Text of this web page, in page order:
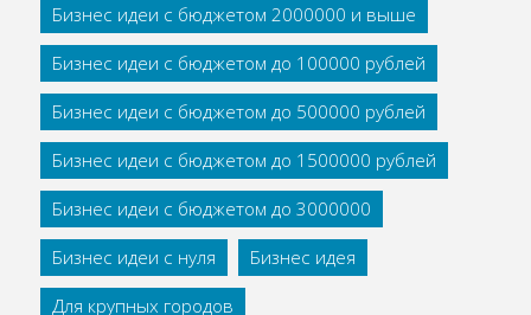
Бизнес идеи с бюджетом 2000000 и выше
Бизнес идеи с бюджетом до 100000 рублей
Бизнес идеи с бюджетом до 500000 рублей
Бизнес идеи с бюджетом до 1500000 рублей
Бизнес идеи с бюджетом до 3000000
Бизнес идеи с нуля
Бизнес идея
Для крупных городов